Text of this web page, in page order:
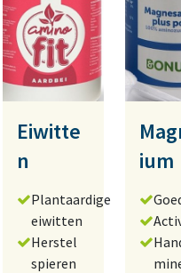
Eiwitte
n
Plantaardige
eiwitten
Herstel
spieren
ium